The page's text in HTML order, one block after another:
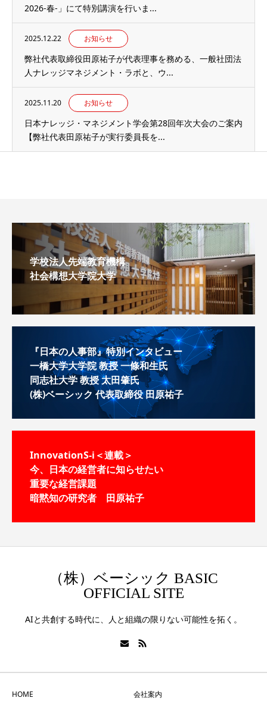
2026-春-」にて特別講演を行いま...
2025.12.22 お知らせ
弊社代表取締役田原祐子が代表理事を務める、一般社団法
人ナレッジマネジメント・ラボと、ウ...
2025.11.20 お知らせ
日本ナレッジ・マネジメント学会第28回年次大会のご案内
【弊社代表田原祐子が実行委員長を...
学校法人先端教育機構
社会構想大学院大学
『日本の人事部』特別インタビュー
一橋大学大学院 教授 一條和生氏
同志社大学 教授 太田肇氏
(株)ベーシック 代表取締役 田原祐子
InnovationS-i＜連載＞
今、日本の経営者に知らせたい
重要な経営課題
暗黙知の研究者 田原祐子
（株）ベーシック BASIC
OFFICIAL SITE
AIと共創する時代に、人と組織の限りない可能性を拓く。
HOME 会社案内